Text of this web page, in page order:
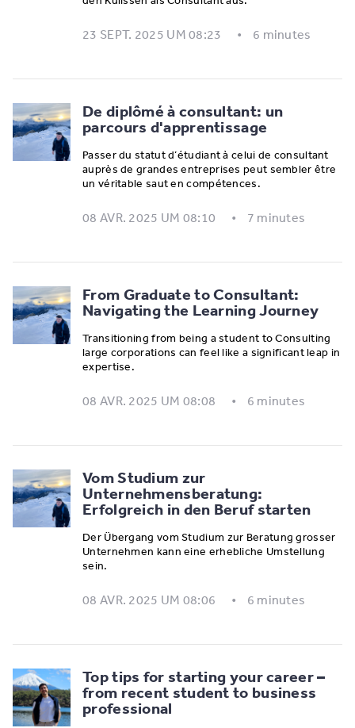
23 SEPT. 2025 UM 08:23 6 minutes
De diplômé à consultant: un
parcours d'apprentissage
Passer du statut d’étudiant à celui de consultant
auprès de grandes entreprises peut sembler être
un véritable saut en compétences.
08 AVR. 2025 UM 08:10 7 minutes
From Graduate to Consultant:
Navigating the Learning Journey
Transitioning from being a student to Consulting
large corporations can feel like a significant leap in
expertise.
08 AVR. 2025 UM 08:08 6 minutes
Vom Studium zur
Unternehmensberatung:
Erfolgreich in den Beruf starten
Der Übergang vom Studium zur Beratung grosser
Unternehmen kann eine erhebliche Umstellung
sein.
08 AVR. 2025 UM 08:06 6 minutes
Top tips for starting your career –
from recent student to business
professional